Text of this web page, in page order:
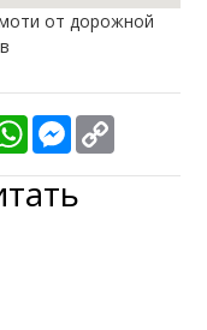
от дорожной
WhatsAppMessenger